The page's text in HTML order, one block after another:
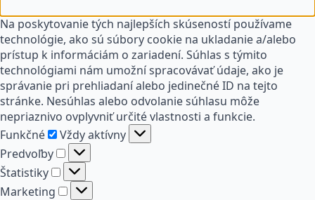
Na poskytovanie tých najlepších skúseností používame
technológie, ako sú súbory cookie na ukladanie a/alebo
prístup k informáciám o zariadení. Súhlas s týmito
technológiami nám umožní spracovávať údaje, ako je
správanie pri prehliadaní alebo jedinečné ID na tejto
stránke. Nesúhlas alebo odvolanie súhlasu môže
nepriaznivo ovplyvniť určité vlastnosti a funkcie.
Funkčné
Funkčné
Vždy aktívny
Predvoľby
Predvoľby
Štatistiky
Štatistiky
Marketing
Marketing